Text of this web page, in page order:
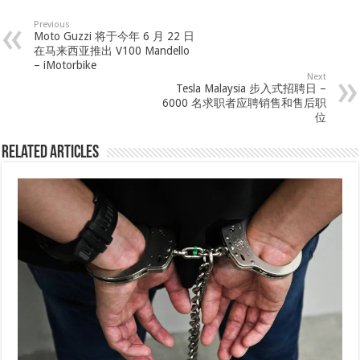
Previous
Moto Guzzi 将于今年 6 月 22 日
在马来西亚推出 V100 Mandello
– iMotorbike
Next
Tesla Malaysia 步入式招聘日 –
6000 名求职者应聘销售和售后职
位
Related Articles